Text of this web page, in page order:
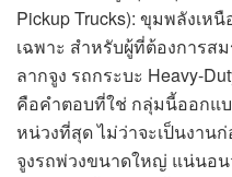
Pickup Trucks): ขุมพลังเห
เฉพาะ สำหรับผู้ที่ต้องการส
ลากจูง รถกระบะ Heavy-
คือคำตอบที่ใช่ กลุ่มนี้ออกแ
หน่วงที่สุด ไม่ว่าจะเป็นงาน
จูงรถพ่วงขนาดใหญ่ แน่นอ